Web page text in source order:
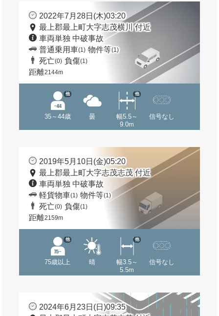
2022年7月28日(木)03:20
最上郡最上町大字志茂横川 付近
車両単独 中破事故
普通乗用車(1) 物件等(1)
死亡(0) 負傷(1)
距離2144m
35～44歳
他
曇
幅5.5～
9.0m
他
信号なし
2019年5月10日(金)05:20
最上郡最上町大字志茂志茂 付近
車両単独 中破事故
軽貨物車(1) 物件等(1)
死亡(0) 負傷(1)
距離2159m
75歳以上
他
晴
幅3.5～
5.5m
他
信号なし
2024年6月23日(日)09:35